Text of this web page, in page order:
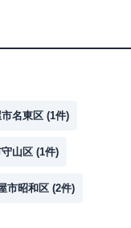
名東区 (1件)
山区 (1件)
市昭和区 (2件)